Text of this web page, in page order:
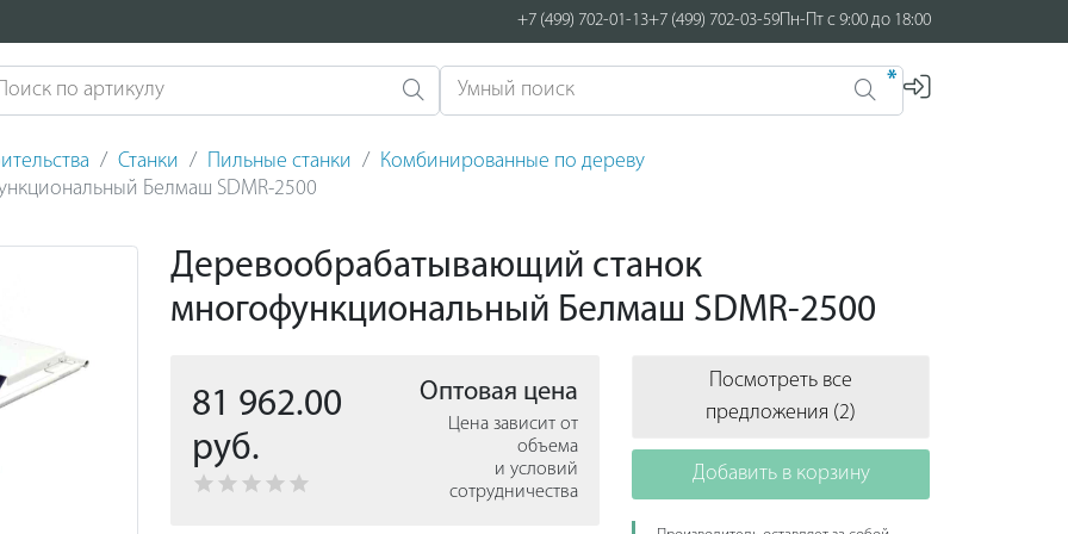
+7 (499) 702-01-13+7 (499) 702-03-59Пн-Пт с 9:00 до 18:00
*
Станки Пильные станки
Комбинированные по дереву
Белмаш SDMR-2500
Деревообрабатывающий станок
многофункциональный Белмаш SDMR-2500
81 962.00
руб.
Оптовая цена
Цена зависит от
объема
и условий
сотрудничества
Посмотреть все
предложения (2)
Добавить в корзину